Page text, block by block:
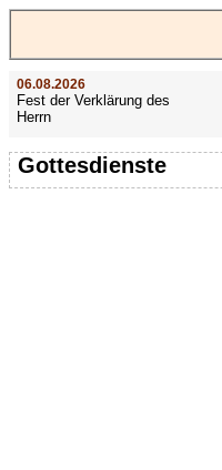
06.08.2026
Fest der Verklärung des
Herrn
Gottesdienste